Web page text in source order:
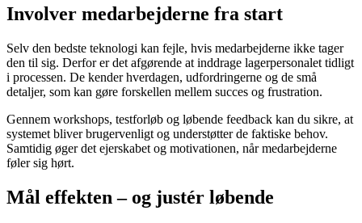
Involver medarbejderne fra start
Selv den bedste teknologi kan fejle, hvis medarbejderne ikke tager
den til sig. Derfor er det afgørende at inddrage lagerpersonalet tidligt
i processen. De kender hverdagen, udfordringerne og de små
detaljer, som kan gøre forskellen mellem succes og frustration.
Gennem workshops, testforløb og løbende feedback kan du sikre, at
systemet bliver brugervenligt og understøtter de faktiske behov.
Samtidig øger det ejerskabet og motivationen, når medarbejderne
føler sig hørt.
Mål effekten – og justér løbende